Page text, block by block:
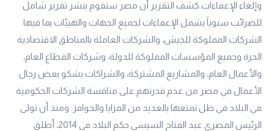
وإلغاء الإعفاءات.كشف التقرير أن مصر ستقوم بنشر تقرير شامل
للضرائب سنوياً يشمل الإعفاءات لجميع الجهات والهيئات بما فيها
الشركات المملوكة للجيش، والشركات العاملة بالمناطق الاقتصادية
الحرة وجميع المؤسسات المملوكة للدولة، وشركات القطاع العام،
والأعمال العام، والمشاريع المشتركة، والشراكات.يشكو بعض رجال
الأعمال في مصر من عدم قدرتهم على منافسة الشركات الحكومية
في البلاد في ظل تمتعها بالعديد من المزايا والحوافز. ومنذ أن تولى
الرئيس المصري عبد الفتاح السيسي حكم البلاد في 2014، أطلق